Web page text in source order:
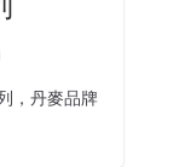
，丹麥品牌